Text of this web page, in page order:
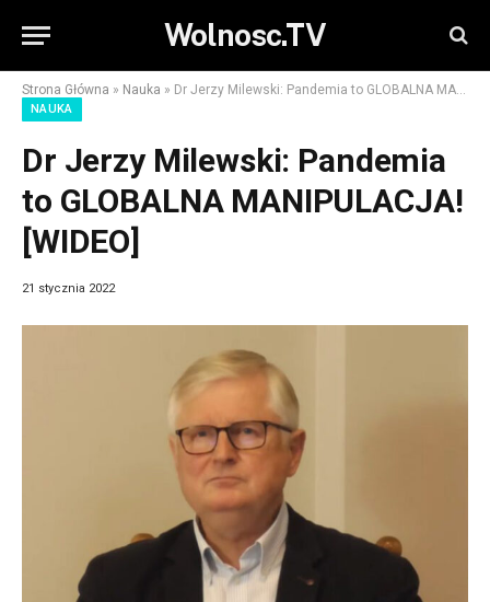
Wolnosc.TV
Strona Główna » Nauka » Dr Jerzy Milewski: Pandemia to GLOBALNA MANIPULACJA! [WIDEO]
NAUKA
Dr Jerzy Milewski: Pandemia
to GLOBALNA MANIPULACJA!
[WIDEO]
21 stycznia 2022